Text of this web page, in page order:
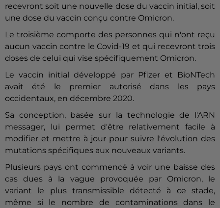
recevront soit une nouvelle dose du vaccin initial, soit
une dose du vaccin conçu contre Omicron.
Le troisième comporte des personnes qui n'ont reçu
aucun vaccin contre le Covid-19 et qui recevront trois
doses de celui qui vise spécifiquement Omicron.
Le vaccin initial développé par Pfizer et BioNTech
avait été le premier autorisé dans les pays
occidentaux, en décembre 2020.
Sa conception, basée sur la technologie de l'ARN
messager, lui permet d'être relativement facile à
modifier et mettre à jour pour suivre l'évolution des
mutations spécifiques aux nouveaux variants.
Plusieurs pays ont commencé à voir une baisse des
cas dues à la vague provoquée par Omicron, le
variant le plus transmissible détecté à ce stade,
même si le nombre de contaminations dans le